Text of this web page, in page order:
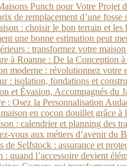
Punch pour Votre Projet
de remplacement d’une fosse
: choisir le bon terrain et les
une bonne estimation peut
: transformez votre
à Roanne : De la Conception
moderne : révolutionnez votre
: isolation, fondations et
et Évasion, Accompagnés du
: Osez la Personnalisation
en cocon douillet grâce à
: calendrier et planning des
vous aux métiers d’avenir du
de Selfstock : assurance et
: quand l’accessoire devient